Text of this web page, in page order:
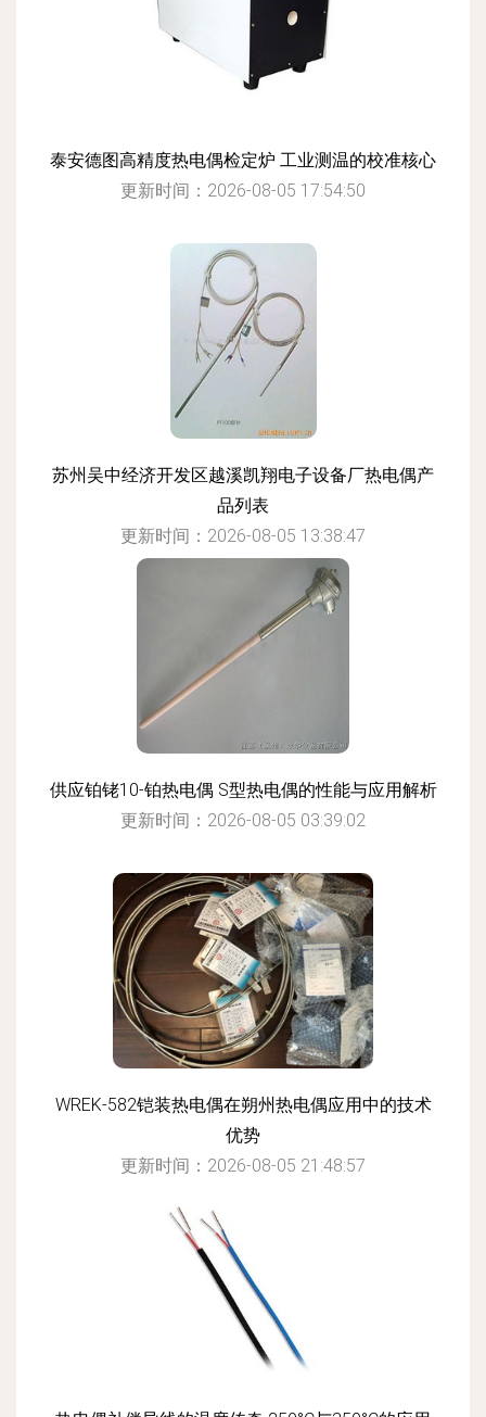
泰安德图高精度热电偶检定炉 工业测温的校准核心
更新时间：2026-08-05 17:54:50
苏州吴中经济开发区越溪凯翔电子设备厂热电偶产
品列表
更新时间：2026-08-05 13:38:47
供应铂铑10-铂热电偶 S型热电偶的性能与应用解析
更新时间：2026-08-05 03:39:02
WREK-582铠装热电偶在朔州热电偶应用中的技术
优势
更新时间：2026-08-05 21:48:57